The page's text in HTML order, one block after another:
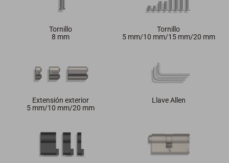
Tornillo
8 mm
Tornillo
5 mm/10 mm/15 mm/20 mm
Extensión exterior
5 mm/10 mm/20 mm
Llave Allen